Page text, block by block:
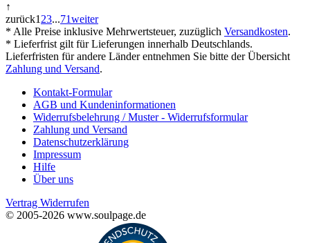
↑
zurück1 23...71weiter
* Alle Preise inklusive Mehrwertsteuer, zuzüglich Versandkosten.
* Lieferfrist gilt für Lieferungen innerhalb Deutschlands.
Lieferfristen für andere Länder entnehmen Sie bitte der Übersicht
Zahlung und Versand.
Kontakt-Formular
AGB und Kundeninformationen
Widerrufsbelehrung / Muster - Widerrufsformular
Zahlung und Versand
Datenschutzerklärung
Impressum
Hilfe
Über uns
Vertrag Widerrufen
© 2005-2026 www.soulpage.de